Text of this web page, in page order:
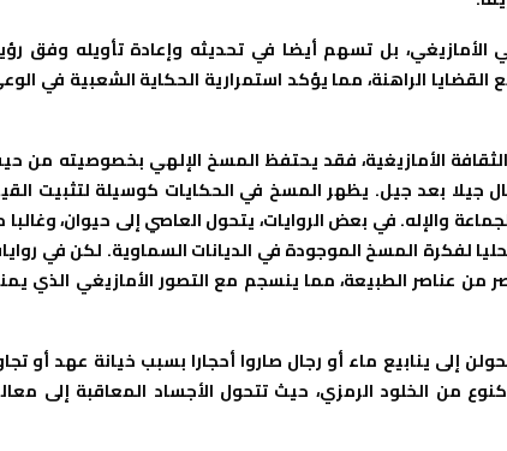
بل تسهم أيضا في تحديثه وإعادة تأويله وفق
الراهنة، مما يؤكد استمرارية الحكاية الشعبية في
الأمازيغية، فقد يحتفظ المسخ الإلهي بخصوصيته من
جيلا بعد جيل. يظهر المسخ في الحكايات كوسيلة لتثبيت
والإله. في بعض الروايات، يتحول العاصي إلى حيوان، وغالبا
لفكرة المسخ الموجودة في الديانات السماوية. لكن في
عناصر الطبيعة، مما ينسجم مع التصور الأمازيغي الذي
إلى ينابيع ماء أو رجال صاروا أحجارا بسبب خيانة عهد أو
من الخلود الرمزي، حيث تتحول الأجساد المعاقبة إلى